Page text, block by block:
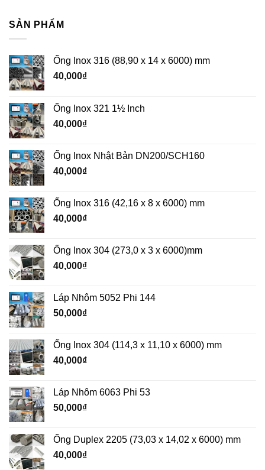
SẢN PHẨM
Ống Inox 316 (88,90 x 14 x 6000) mm
40,000₫
Ống Inox 321 1½ Inch
40,000₫
Ống Inox Nhật Bản DN200/SCH160
40,000₫
Ống Inox 316 (42,16 x 8 x 6000) mm
40,000₫
Ống Inox 304 (273,0 x 3 x 6000)mm
40,000₫
Láp Nhôm 5052 Phi 144
50,000₫
Ống Inox 304 (114,3 x 11,10 x 6000) mm
40,000₫
Láp Nhôm 6063 Phi 53
50,000₫
Ống Duplex 2205 (73,03 x 14,02 x 6000) mm
40,000₫